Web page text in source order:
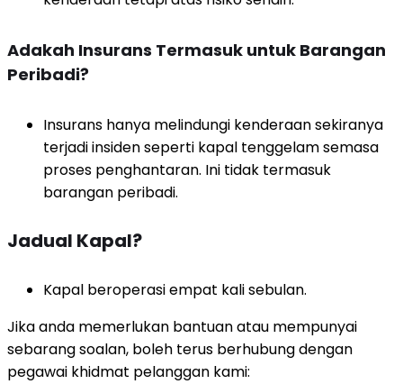
Adakah Insurans Termasuk untuk Barangan
Peribadi?
Insurans hanya melindungi kenderaan sekiranya
terjadi insiden seperti kapal tenggelam semasa
proses penghantaran. Ini tidak termasuk
barangan peribadi.
Jadual Kapal?
Kapal beroperasi empat kali sebulan.
Jika anda memerlukan bantuan atau mempunyai
sebarang soalan, boleh terus berhubung dengan
pegawai khidmat pelanggan kami: